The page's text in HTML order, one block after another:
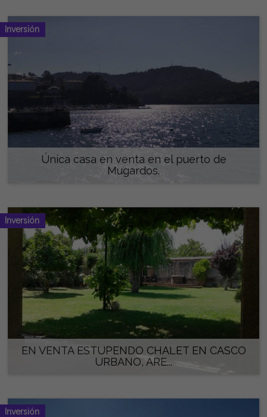
Inversión
Única casa en venta en el puerto de
Mugardos.
Inversión
EN VENTA ESTUPENDO CHALET EN CASCO
URBANO, ARE...
Inversión